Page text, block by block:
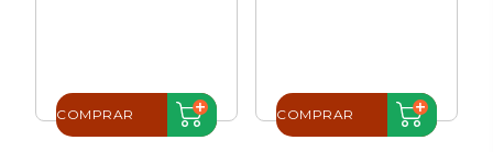
COMPRAR COMPRAR